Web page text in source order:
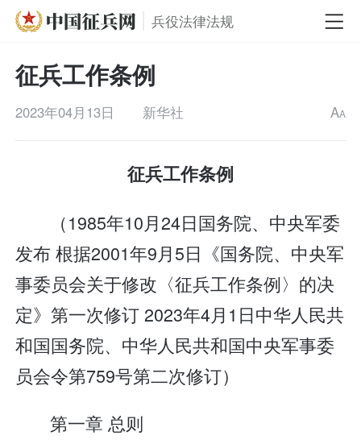
兵役法律法规
征兵工作条例
2023年04月13日 新华社 AA
征兵工作条例
（1985年10月24日国务院、中央军委
发布 根据2001年9月5日《国务院、中央军
事委员会关于修改〈征兵工作条例〉的决
定》第一次修订 2023年4月1日中华人民共
和国国务院、中华人民共和国中央军事委
员会令第759号第二次修订）
第一章 总则